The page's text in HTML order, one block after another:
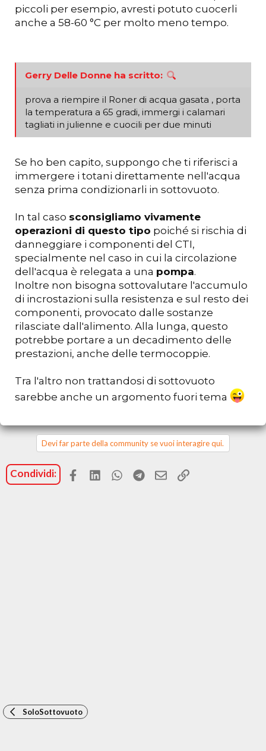
piccoli per esempio, avresti potuto cuocerli
anche a 58-60 °C per molto meno tempo.
Gerry Delle Donne ha scritto:
prova a riempire il Roner di acqua gasata , porta
la temperatura a 65 gradi, immergi i calamari
tagliati in julienne e cuocili per due minuti
Se ho ben capito, suppongo che ti riferisci a
immergere i totani direttamente nell'acqua
senza prima condizionarli in sottovuoto.
In tal caso sconsigliamo vivamente
operazioni di questo tipo poiché si rischia di
danneggiare i componenti del CTI,
specialmente nel caso in cui la circolazione
dell'acqua è relegata a una pompa.
Inoltre non bisogna sottovalutare l'accumulo
di incrostazioni sulla resistenza e sul resto dei
componenti, provocato dalle sostanze
rilasciate dall'alimento. Alla lunga, questo
potrebbe portare a un decadimento delle
prestazioni, anche delle termocoppie.
Tra l'altro non trattandosi di sottovuoto
sarebbe anche un argomento fuori tema
Devi far parte della community se vuoi interagire qui.
Condividi: Facebook
LinkedInWhatsApp
Telegram
EmailLink
SoloSottovuoto